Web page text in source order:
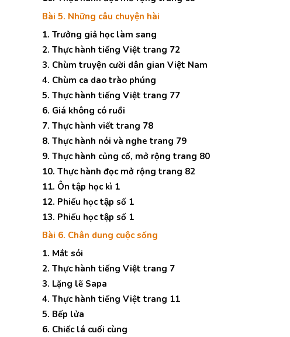
Bài 5. Những câu chuyện hài
1. Trưởng giả học làm sang
2. Thực hành tiếng Việt trang 72
3. Chùm truyện cười dân gian Việt Nam
4. Chùm ca dao trào phúng
5. Thực hành tiếng Việt trang 77
6. Giá không có ruồi
7. Thực hành viết trang 78
8. Thực hành nói và nghe trang 79
9. Thực hành củng cố, mở rộng trang 80
10. Thực hành đọc mở rộng trang 82
11. Ôn tập học kì 1
12. Phiếu học tập số 1
13. Phiếu học tập số 1
Bài 6. Chân dung cuộc sống
1. Mắt sói
2. Thực hành tiếng Việt trang 7
3. Lặng lẽ Sapa
4. Thực hành tiếng Việt trang 11
5. Bếp lửa
6. Chiếc lá cuối cùng